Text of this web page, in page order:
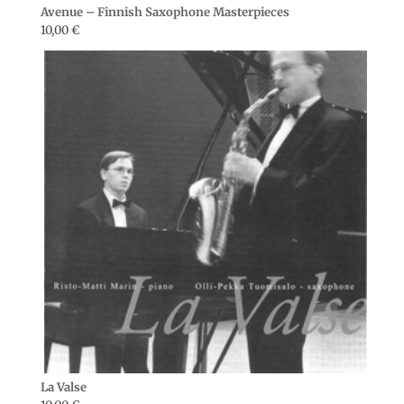
Avenue – Finnish Saxophone Masterpieces
10,00€
La Valse